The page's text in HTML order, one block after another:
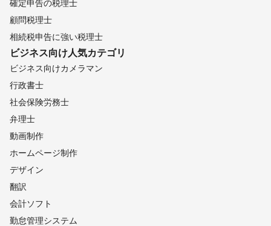
確定申告の税理士
顧問税理士
相続税申告に強い税理士
ビジネス向け人気カテゴリ
ビジネス向けカメラマン
行政書士
社会保険労務士
弁理士
動画制作
ホームページ制作
デザイン
翻訳
会計ソフト
勤怠管理システム